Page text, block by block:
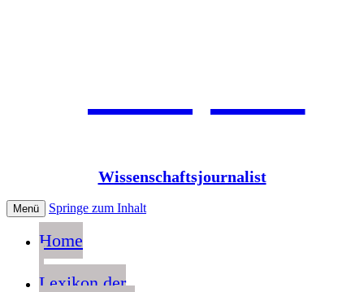
Jean Pütz
Wissenschaftsjournalist
Menü Springe zum Inhalt
Home
Lexikon der